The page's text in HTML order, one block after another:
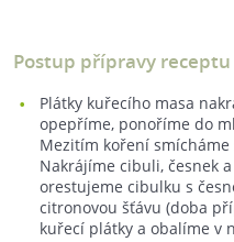
Postup přípravy receptu
Plátky kuřecího masa
opepříme, ponoříme do
Mezitím koření
Nakrájíme cibuli, česnek
orestujeme cibulku s
citronovou šťávu (doba
kuřecí plátky a obalíme v